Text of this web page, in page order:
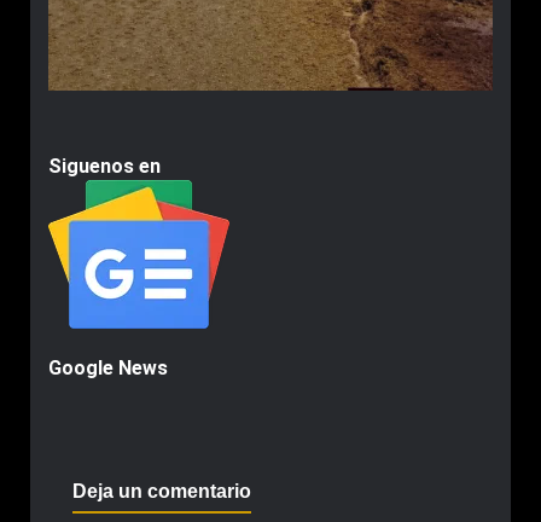
Siguenos en
Google News
Deja un comentario